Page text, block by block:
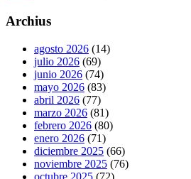
Archius
agosto 2026 (14)
julio 2026 (69)
junio 2026 (74)
mayo 2026 (83)
abril 2026 (77)
marzo 2026 (81)
febrero 2026 (80)
enero 2026 (71)
diciembre 2025 (66)
noviembre 2025 (76)
octubre 2025 (72)